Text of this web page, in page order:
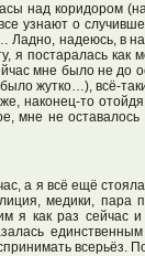
над коридором
узнают о
Ладно, надеюсь, в
я постаралась как
мне было не до
жутко…), всё-
наконец-то
не оставалось
а я всё ещё
медики, пара
как раз сейчас
всерьёз.